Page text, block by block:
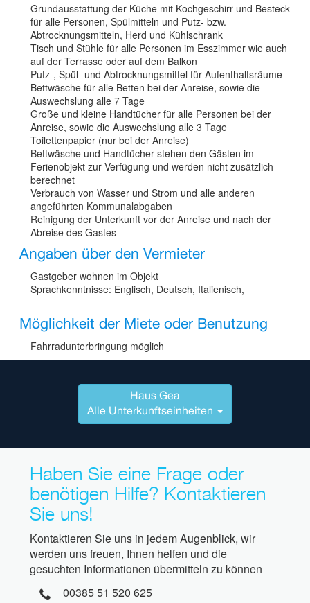
Grundausstattung der Küche mit Kochgeschirr und Besteck
für alle Personen, Spülmitteln und Putz- bzw.
Abtrocknungsmitteln, Herd und Kühlschrank
Tisch und Stühle für alle Personen im Esszimmer wie auch
auf der Terrasse oder auf dem Balkon
Putz-, Spül- und Abtrocknungsmittel für Aufenthaltsräume
Bettwäsche für alle Betten bei der Anreise, sowie die
Auswechslung alle 7 Tage
Große und kleine Handtücher für alle Personen bei der
Anreise, sowie die Auswechslung alle 3 Tage
Toilettenpapier (nur bei der Anreise)
Bettwäsche und Handtücher stehen den Gästen im
Ferienobjekt zur Verfügung und werden nicht zusätzlich
berechnet
Verbrauch von Wasser und Strom und alle anderen
angeführten Kommunalabgaben
Reinigung der Unterkunft vor der Anreise und nach der
Abreise des Gastes
Angaben über den Vermieter
Gastgeber wohnen im Objekt
Sprachkenntnisse: Englisch, Deutsch, Italienisch,
Möglichkeit der Miete oder Benutzung
Fahrradunterbringung möglich
Haus Gea
Alle Unterkunftseinheiten
Haben Sie eine Frage oder
benötigen Hilfe? Kontaktieren
Sie uns!
Kontaktieren Sie uns in jedem Augenblick, wir
werden uns freuen, Ihnen helfen und die
gesuchten Informationen übermitteln zu können
00385 51 520 625